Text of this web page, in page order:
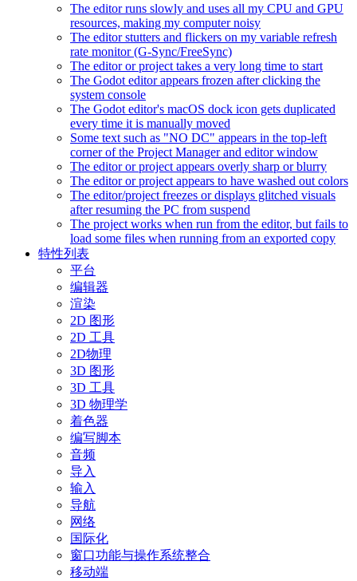
The editor runs slowly and uses all my CPU and GPU
resources, making my computer noisy
The editor stutters and flickers on my variable refresh
rate monitor (G-Sync/FreeSync)
The editor or project takes a very long time to start
The Godot editor appears frozen after clicking the
system console
The Godot editor's macOS dock icon gets duplicated
every time it is manually moved
Some text such as "NO DC" appears in the top-left
corner of the Project Manager and editor window
The editor or project appears overly sharp or blurry
The editor or project appears to have washed out colors
The editor/project freezes or displays glitched visuals
after resuming the PC from suspend
The project works when run from the editor, but fails to
load some files when running from an exported copy
特性列表
平台
编辑器
渲染
2D 图形
2D 工具
2D物理
3D 图形
3D 工具
3D 物理学
着色器
编写脚本
音频
导入
输入
导航
网络
国际化
窗口功能与操作系统整合
移动端